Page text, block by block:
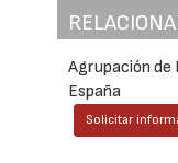
Agrupación de
España
Solicitar